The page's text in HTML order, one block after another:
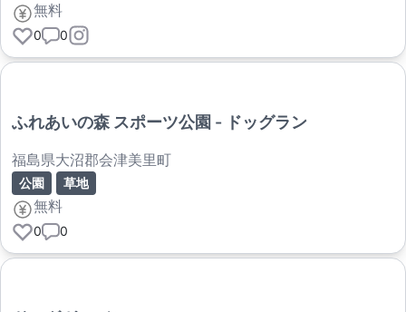
無料
0 0
ふれあいの森 スポーツ公園 - ドッグラン
福島県大沼郡会津美里町
公園 草地
無料
0 0